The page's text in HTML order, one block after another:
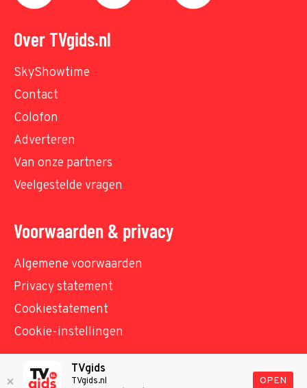
Over TVgids.nl
SkyShowtime
Contact
Colofon
Adverteren
Van onze partners
Veelgestelde vragen
Voorwaarden & privacy
Algemene voorwaarden
Privacy statement
Cookiestatement
Cookie-instellingen
© TVgids.nl 2026 - All rights reserved. No text and
TVgids
TVgids.nl
OPEN